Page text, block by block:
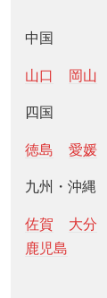
中国
山口 岡山
四国
徳島 愛媛
九州・沖縄
佐賀 大分
鹿児島